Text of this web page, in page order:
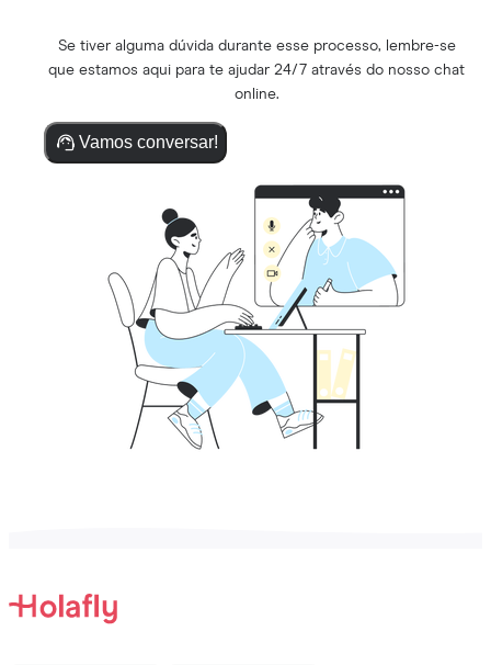
Se tiver alguma dúvida durante esse processo, lembre-se
que estamos aqui para te ajudar 24/7 através do nosso chat
online.
Vamos conversar!